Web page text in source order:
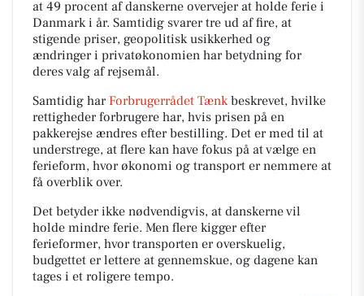
at 49 procent af danskerne overvejer at holde ferie i
Danmark i år. Samtidig svarer tre ud af fire, at
stigende priser, geopolitisk usikkerhed og
ændringer i privatøkonomien har betydning for
deres valg af rejsemål.
Samtidig har Forbrugerrådet Tænkbeskrevet, hvilke
rettigheder forbrugere har, hvis prisen på en
pakkerejse ændres efter bestilling. Det er med til at
understrege, at flere kan have fokus på at vælge en
ferieform, hvor økonomi og transport er nemmere at
få overblik over.
Det betyder ikke nødvendigvis, at danskerne vil
holde mindre ferie. Men flere kigger efter
ferieformer, hvor transporten er overskuelig,
budgettet er lettere at gennemskue, og dagene kan
tages i et roligere tempo.